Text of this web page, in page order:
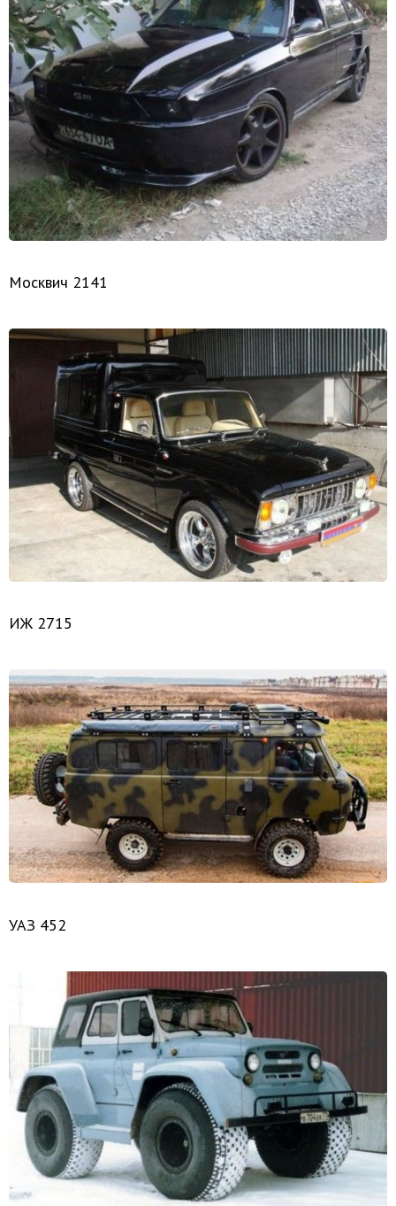
Москвич 2141
ИЖ 2715
УАЗ 452